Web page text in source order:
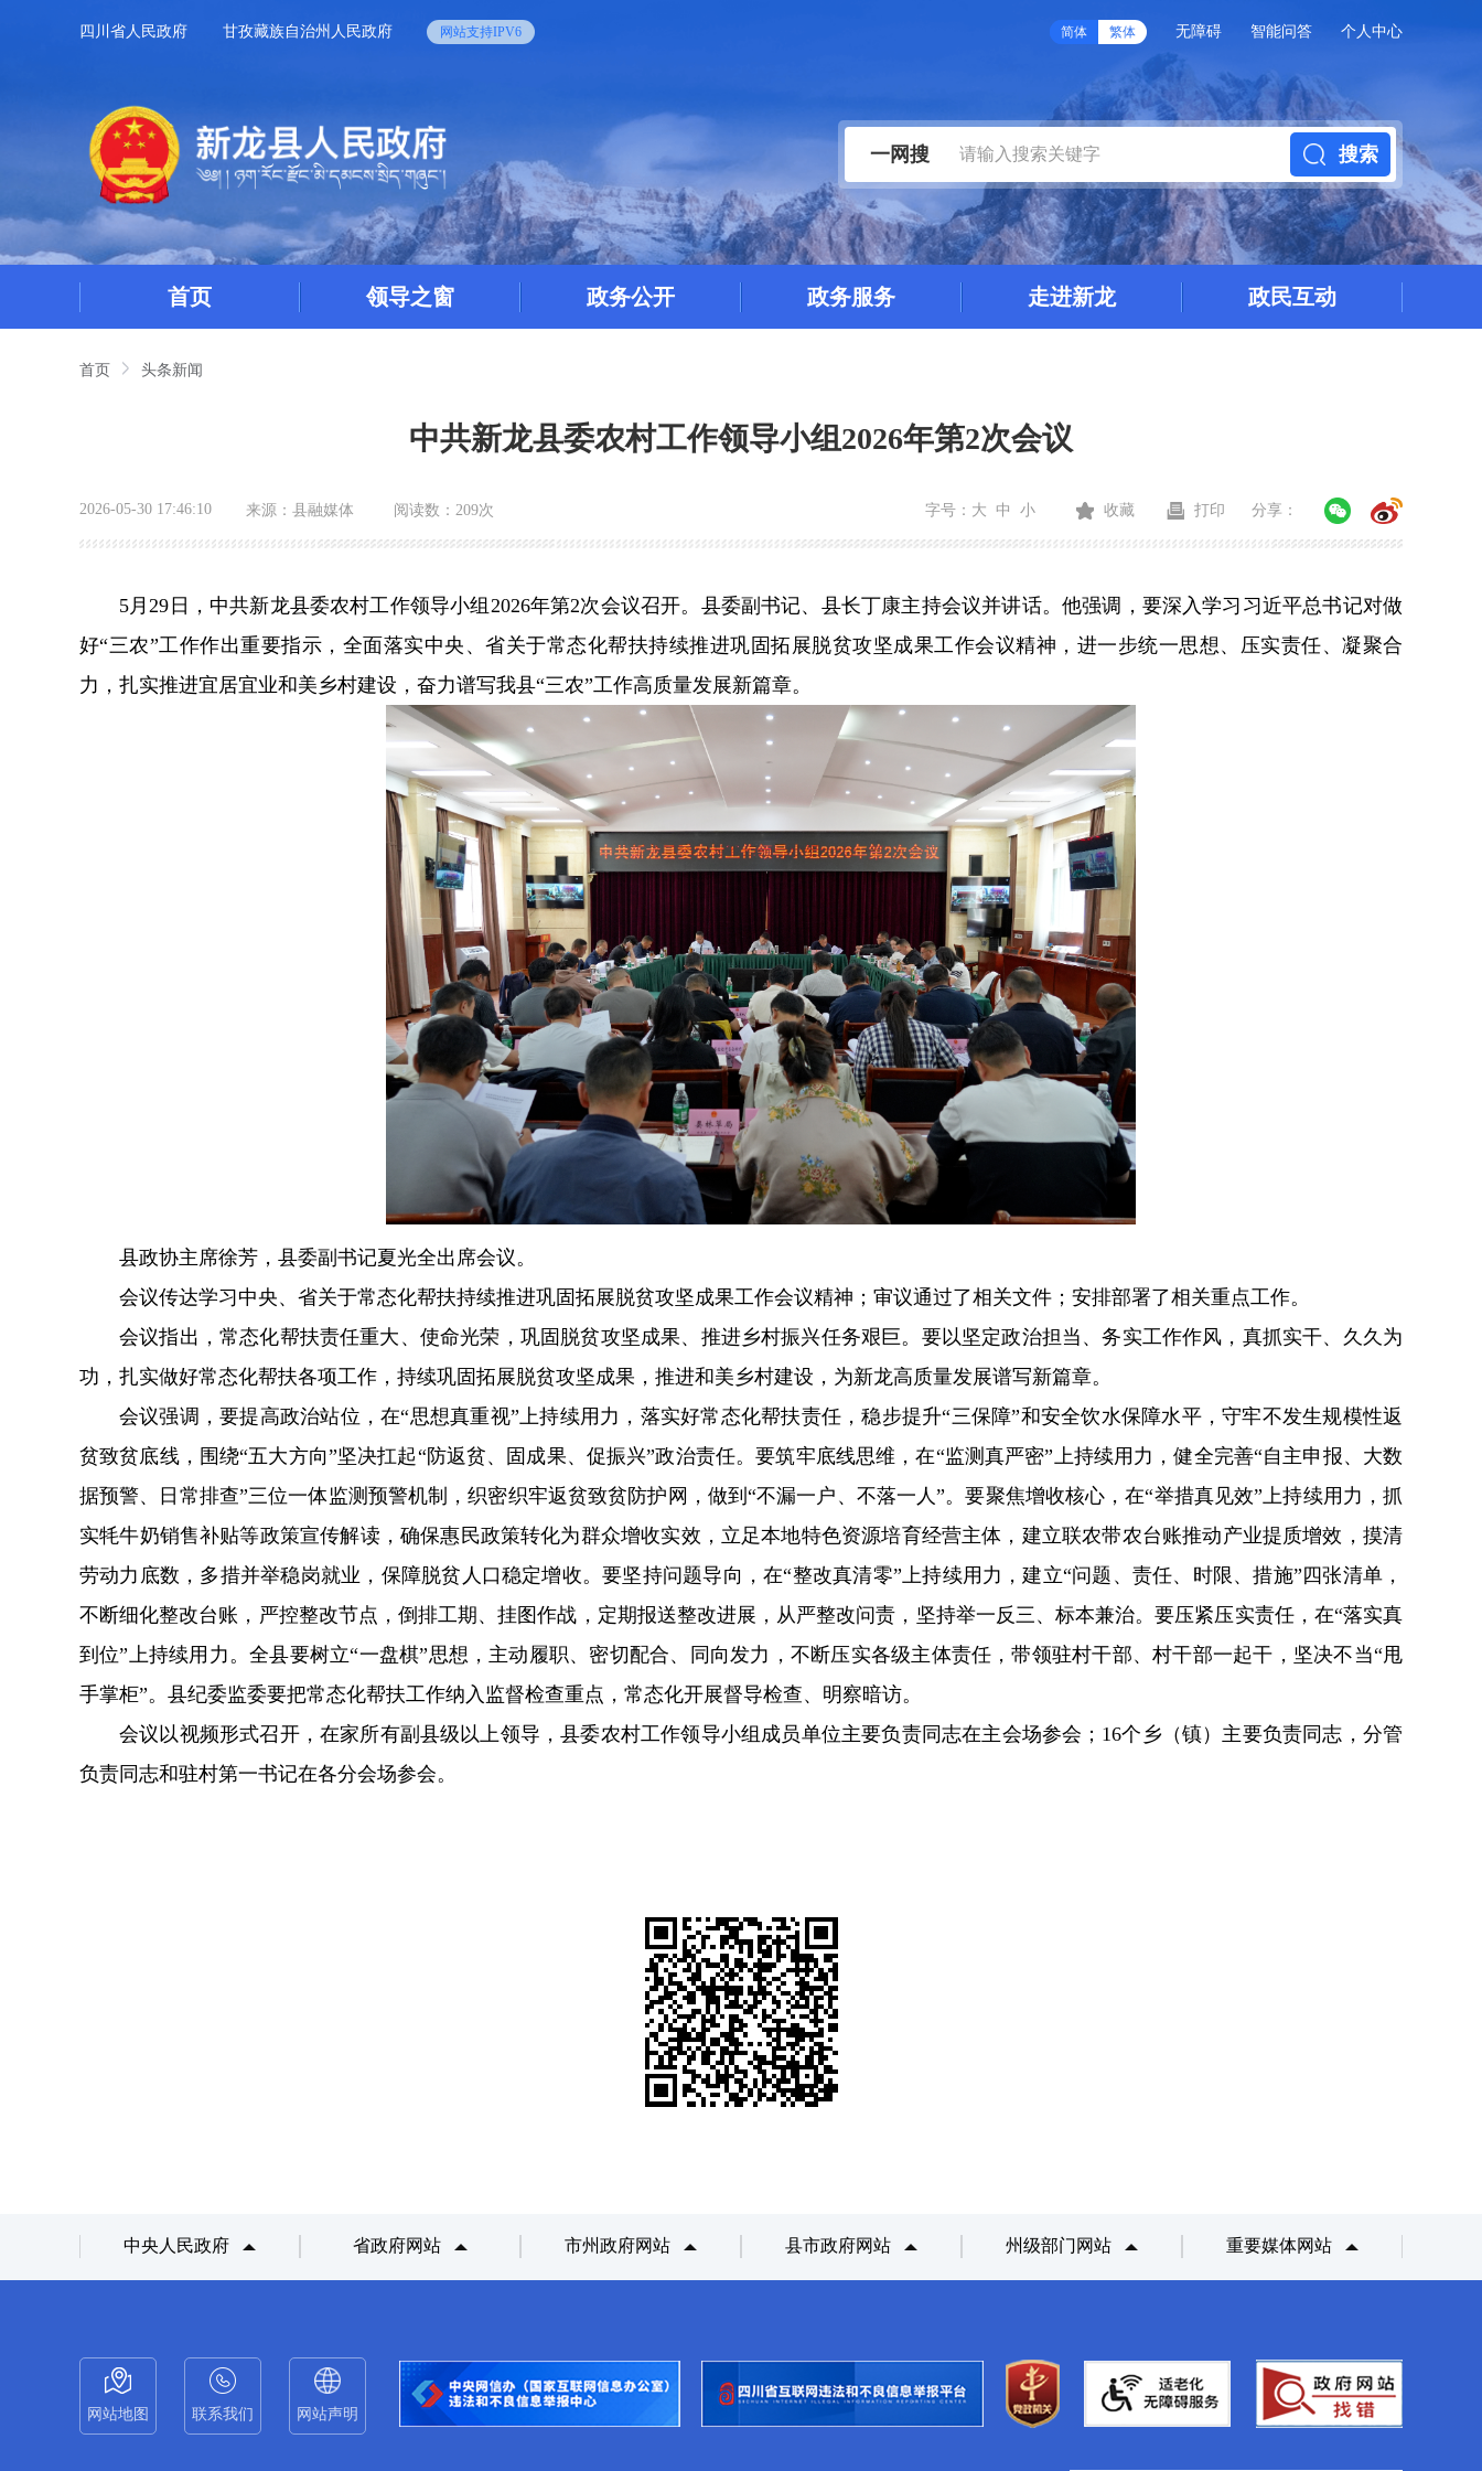
四川省人民政府 甘孜藏族自治州人民政府 网站支持IPV6 简体 繁体 无障碍 智能问答 个人中心
一网搜 搜索
首页 领导之窗 政务公开 政务服务 走进新龙 政民互动
首页 头条新闻
中共新龙县委农村工作领导小组2026年第2次会议
2026-05-30 17:46:10 来源： 县融媒体 阅读数： 209次 字号： 大 中 小 收藏 打印 分享：
5月29日，中共新龙县委农村工作领导小组2026年第2次会议召开。县委副书记、县长丁康主持会议并讲话。他强调，要深入学习习近平总书记对做
好“三农”工作作出重要指示，全面落实中央、省关于常态化帮扶持续推进巩固拓展脱贫攻坚成果工作会议精神，进一步统一思想、压实责任、凝聚合
力，扎实推进宜居宜业和美乡村建设，奋力谱写我县“三农”工作高质量发展新篇章。
县政协主席徐芳，县委副书记夏光全出席会议。
会议传达学习中央、省关于常态化帮扶持续推进巩固拓展脱贫攻坚成果工作会议精神；审议通过了相关文件；安排部署了相关重点工作。
会议指出，常态化帮扶责任重大、使命光荣，巩固脱贫攻坚成果、推进乡村振兴任务艰巨。要以坚定政治担当、务实工作作风，真抓实干、久久为
功，扎实做好常态化帮扶各项工作，持续巩固拓展脱贫攻坚成果，推进和美乡村建设，为新龙高质量发展谱写新篇章。
会议强调，要提高政治站位，在“思想真重视”上持续用力，落实好常态化帮扶责任，稳步提升“三保障”和安全饮水保障水平，守牢不发生规模性返
贫致贫底线，围绕“五大方向”坚决扛起“防返贫、固成果、促振兴”政治责任。要筑牢底线思维，在“监测真严密”上持续用力，健全完善“自主申报、大数
据预警、日常排查”三位一体监测预警机制，织密织牢返贫致贫防护网，做到“不漏一户、不落一人”。要聚焦增收核心，在“举措真见效”上持续用力，抓
实牦牛奶销售补贴等政策宣传解读，确保惠民政策转化为群众增收实效，立足本地特色资源培育经营主体，建立联农带农台账推动产业提质增效，摸清
劳动力底数，多措并举稳岗就业，保障脱贫人口稳定增收。要坚持问题导向，在“整改真清零”上持续用力，建立“问题、责任、时限、措施”四张清单，
不断细化整改台账，严控整改节点，倒排工期、挂图作战，定期报送整改进展，从严整改问责，坚持举一反三、标本兼治。要压紧压实责任，在“落实真
到位”上持续用力。全县要树立“一盘棋”思想，主动履职、密切配合、同向发力，不断压实各级主体责任，带领驻村干部、村干部一起干，坚决不当“甩
手掌柜”。县纪委监委要把常态化帮扶工作纳入监督检查重点，常态化开展督导检查、明察暗访。
会议以视频形式召开，在家所有副县级以上领导，县委农村工作领导小组成员单位主要负责同志在主会场参会；16个乡（镇）主要负责同志，分管
负责同志和驻村第一书记在各分会场参会。
中央人民政府 省政府网站 市州政府网站 县市政府网站 州级部门网站 重要媒体网站
网站地图 联系我们 网站声明